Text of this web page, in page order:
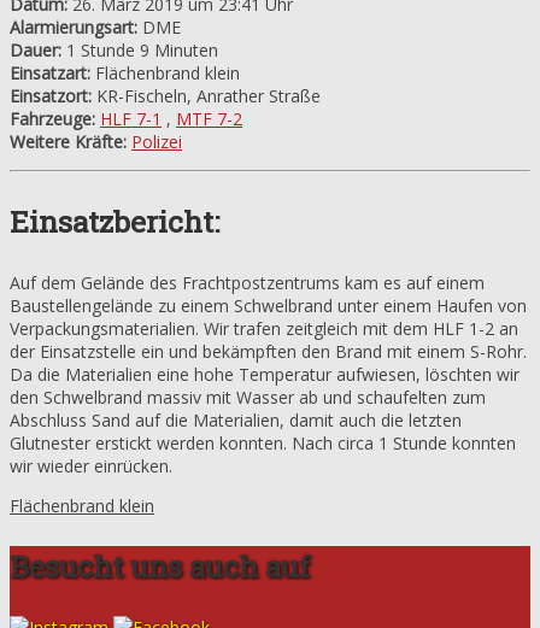
Alarmierungsart: DME
Dauer: 1 Stunde 9 Minuten
Einsatzart: Flächenbrand klein
Einsatzort: KR-Fischeln, Anrather Straße
Fahrzeuge: HLF 7-1 , MTF 7-2
Weitere Kräfte: Polizei
Einsatzbericht:
Auf dem Gelände des Frachtpostzentrums kam es auf einem
Baustellengelände zu einem Schwelbrand unter einem Haufen von
Verpackungsmaterialien. Wir trafen zeitgleich mit dem HLF 1-2 an
der Einsatzstelle ein und bekämpften den Brand mit einem S-Rohr.
Da die Materialien eine hohe Temperatur aufwiesen, löschten wir
den Schwelbrand massiv mit Wasser ab und schaufelten zum
Abschluss Sand auf die Materialien, damit auch die letzten
Glutnester erstickt werden konnten. Nach circa 1 Stunde konnten
wir wieder einrücken.
Flächenbrand klein
Besucht uns auch auf